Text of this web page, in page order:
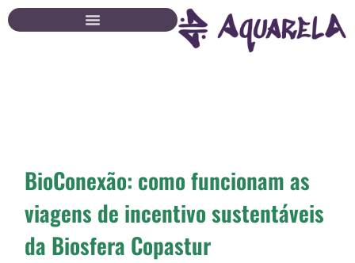
para
BioConexão: como funcionam as
viagens de incentivo sustentáveis
da Biosfera Copastur